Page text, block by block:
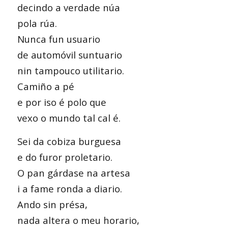
decindo a verdade núa
pola rúa.
Nunca fun usuario
de automóvil suntuario
nin tampouco utilitario.
Camiño a pé
e por iso é polo que
vexo o mundo tal cal é.
Sei da cobiza burguesa
e do furor proletario.
O pan gárdase na artesa
i a fame ronda a diario.
Ando sin présa,
nada altera o meu horario,